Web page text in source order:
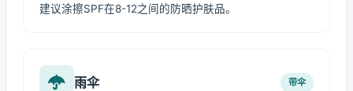
建议涂擦SPF在8-12之间的防晒护肤品。
雨伞 带伞